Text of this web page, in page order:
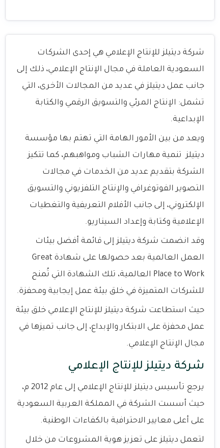
شركة ديتيلز للإنتاج الإعلامي هي إحدى الشركات
السعودية العاملة في مجال الإنتاج الإعلامي، ذلك إلى
جانب عمل ديتيلز في عديد من المجالات الأخرى، التي
تشمل: الإنتاج المرئي والتسويق الرقمي والكتابة
الإبداعية.
ويعد من بين الأمور الهامة التي تهتم بها مؤسسة
ديتيلز تنمية مهارات الشباب ومواهبهم، كما تتكيز
الشركة بتقديم عديد من الخدمات في مجالات
التصوير الفوتوغرافي والإنتاج التلفزيوني والتسويق
الإلكتروني، إلى جانب الأفلام التعريفية والتغطيات
الإعلامية وكتابة وإعداد السيناريو.
وقد انضمت شركة ديتيلز إلى قائمة أفضل بيئات
العمل العالمية بعد حصولها على شهادة Great
Place to Work العالمية، تلك الشهادة التي تُمنح
للشركات المتميزة في خلق بيئة عمل إيجابية ومحفزة.
حيث استطاعت شركة ديتيلز للإنتاج الإعلامي خلق بيئة
عمل محفزة على الابتكار والإبداع، إلى جانب تميزها في
مجال الإنتاج الإعلامي.
شركة ديتيلز للإنتاج الإعلامي
يرجع تأسيس ديتيلز للإنتاج الإعلامي إلى عام 2012 م،
حيث أسست الشركة في المملكة العربية السعودية
على أعلى معايير الاحترافية بالكفاءات الوطنية.
لتعمل ديتيلز على تعزيز هوية المشروعات من خلال